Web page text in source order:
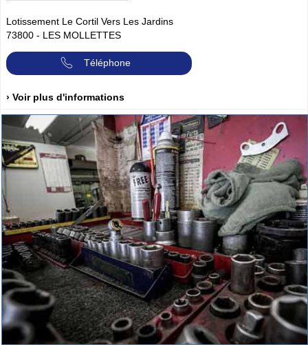
Lotissement Le Cortil Vers Les Jardins
73800 - LES MOLLETTES
Téléphone
› Voir plus d'informations